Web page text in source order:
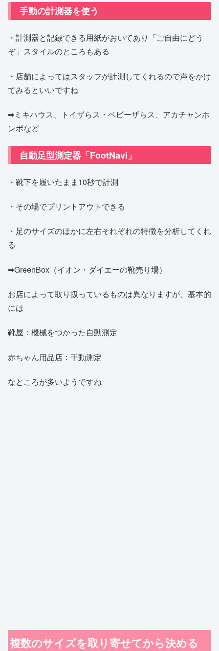
手動の計測器を使う
・計測器と記録できる用紙がおいてあり「ご自由にどう
ぞ」スタイルのところもある
・店舗によってはスタッフが計測してくれるので声をかけ
てみるといいですね
➡ミキハウス、トイザらス・ベビーザらス、アカチャンホ
ンポなど
自動足型測定器「FootNavi」
・靴下を履いたまま10秒で計測
・その場でプリントアウトできる
・足のサイズのほかに左右それぞれの特徴を分析してくれ
る
➡GreenBox（イオン・ダイエーの靴売り場）
お店によって取り扱っているものは異なりますが、基本的
には
靴屋：機械をつかった自動測定
赤ちゃん用品店：手動測定
なところが多いようですね
複数のサイズを取り寄せてから決める